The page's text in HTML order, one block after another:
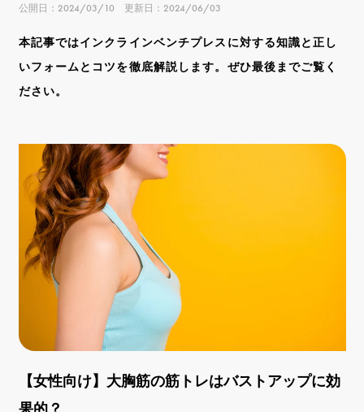
公開日：2024/03/10 更新日：2024/06/03
本記事ではインクラインベンチプレスに対する知識と正し
いフォームとコツを徹底解説します。ぜひ最後までご覧く
ださい。
【女性向け】大胸筋の筋トレはバストアップに効
果的？